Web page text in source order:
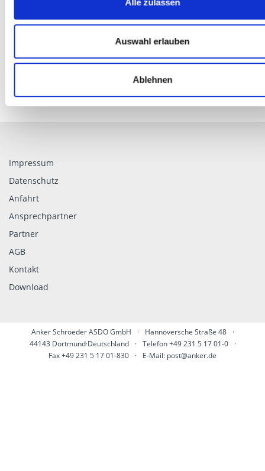
Alle zulassen
Auswahl erlauben
Ablehnen
Brücke über den Fluss Genil / Granada A-44 Albolote - Santa
Fe
Impressum
Datenschutz
Anfahrt
Ansprechpartner
Partner
AGB
Kontakt
Download
Anker Schroeder ASDO GmbH · Hannöversche Straße 48
·
44143 Dortmund·Deutschland
· Telefon +49 231 5 17 01-0
·
Fax +49 231 5 17 01-830
· E-Mail: post@anker.de